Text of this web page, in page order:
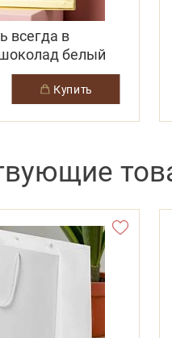
всегда в
белый
купить